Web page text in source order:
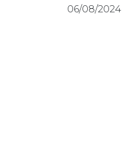
06/08/2024